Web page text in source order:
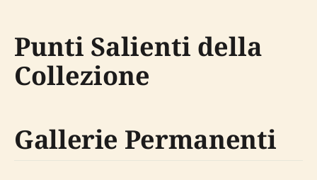
Punti Salienti della
Collezione
Gallerie Permanenti